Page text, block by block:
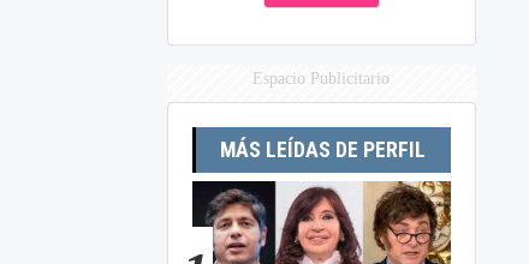
Espacio Publicitario
MÁS LEÍDAS DE PERFIL